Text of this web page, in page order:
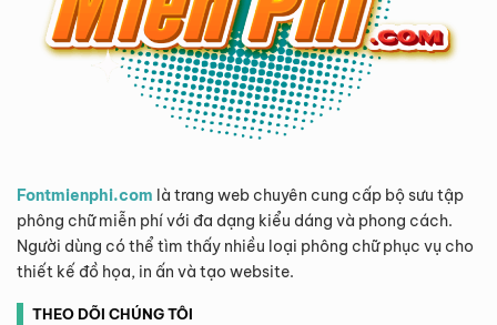
Fontmienphi.com là trang web chuyên cung cấp bộ sưu tập
phông chữ miễn phí với đa dạng kiểu dáng và phong cách.
Người dùng có thể tìm thấy nhiều loại phông chữ phục vụ cho
thiết kế đồ họa, in ấn và tạo website.
THEO DÕI CHÚNG TÔI